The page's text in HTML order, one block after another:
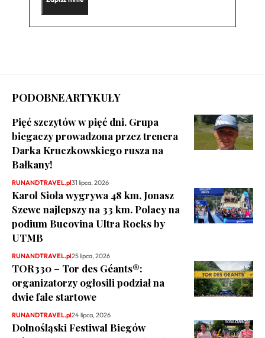
PODOBNE ARTYKUŁY
Pięć szczytów w pięć dni. Grupa
biegaczy prowadzona przez trenera
Darka Kruczkowskiego rusza na
Bałkany!
RUNANDTRAVEL.pl31 lipca, 2026
Karol Sioła wygrywa 48 km, Jonasz
Szewc najlepszy na 33 km. Polacy na
podium Bucovina Ultra Rocks by
UTMB
RUNANDTRAVEL.pl25 lipca, 2026
TOR330 – Tor des Géants®:
organizatorzy ogłosili podział na
dwie fale startowe
RUNANDTRAVEL.pl24 lipca, 2026
Dolnośląski Festiwal Biegów